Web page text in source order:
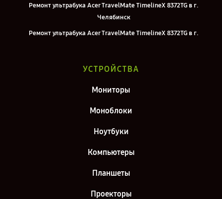
Ремонт ультрабука Acer TravelMate TimelineX 8372TG в г.
Челябинск
Ремонт ультрабука Acer TravelMate TimelineX 8372TG в г.
Ремонт ультрабука Acer TravelMate TimelineX 8372TG в г. Санкт-
УСТРОЙСТВА
Мониторы
Моноблоки
Ноутбуки
Компьютеры
Планшеты
Проекторы